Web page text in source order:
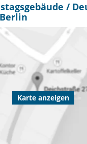
/
Karte anzeigen